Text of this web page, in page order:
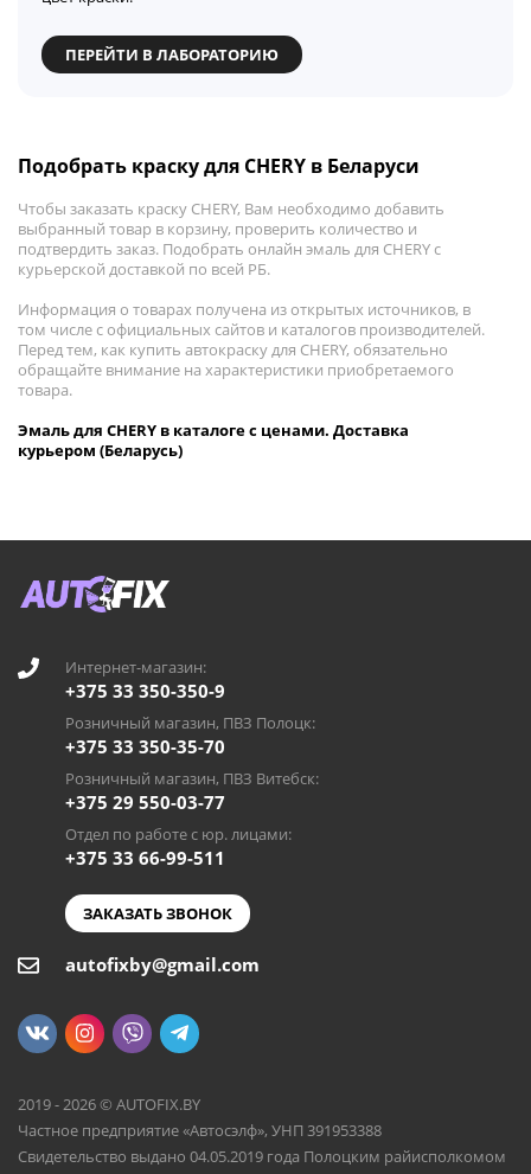
ПЕРЕЙТИ В ЛАБОРАТОРИЮ
Подобрать краску для CHERY в Беларуси
Чтобы заказать краску CHERY, Вам необходимо добавить
выбранный товар в корзину, проверить количество и
подтвердить заказ. Подобрать онлайн эмаль для CHERY с
курьерской доставкой по всей РБ.
Информация о товарах получена из открытых источников, в
том числе с официальных сайтов и каталогов производителей.
Перед тем, как купить автокраску для CHERY, обязательно
обращайте внимание на характеристики приобретаемого
товара.
Эмаль для CHERY в каталоге с ценами. Доставка
курьером (Беларусь)
Интернет-магазин:
+375 33 350-350-9
Розничный магазин, ПВЗ Полоцк:
+375 33 350-35-70
Розничный магазин, ПВЗ Витебск:
+375 29 550-03-77
Отдел по работе с юр. лицами:
+375 33 66-99-511
ЗАКАЗАТЬ ЗВОНОК
autofixby@gmail.com
2019 - 2026 © AUTOFIX.BY
Частное предприятие «Автосэлф», УНП 391953388
Свидетельство выдано 04.05.2019 года Полоцким райисполкомом